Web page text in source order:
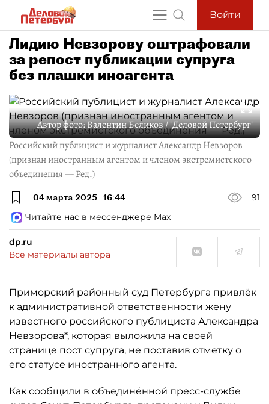
Войти
Лидию Невзорову оштрафовали
за репост публикации супруга
без плашки иноагента
Автор фото:Валентин Беликов / "Деловой Петербург"
Российский публицист и журналист Александр Невзоров
(признан иностранным агентом и членом экстремистского
объединения — Ред.)
04 марта 2025 16:44
91
Читайте нас в мессенджере Max
dp.ru
Все материалы автора
Приморский районный суд Петербурга привлёк
к административной ответственности жену
известного российского публициста Александра
Невзорова*, которая выложила на своей
странице пост супруга, не поставив отметку о
его статусе иностранного агента.
Как сообщили в объединённой пресс-службе